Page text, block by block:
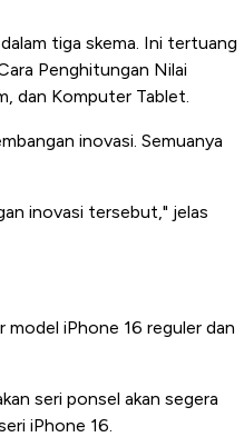
tiga skema. Ini tertuang
Penghitungan Nilai
dan Komputer Tablet.
inovasi. Semuanya
inovasi tersebut," jelas
iPhone 16 reguler dan
seri ponsel akan segera
iPhone 16.